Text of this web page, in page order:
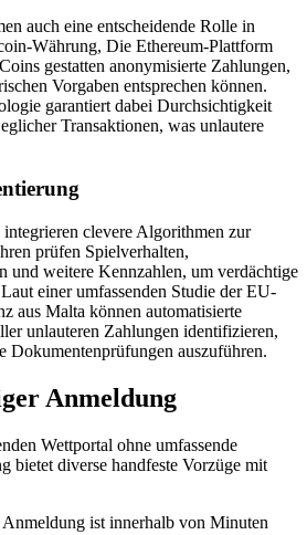
auch eine entscheidende Rolle in
Währung, Die Ethereum-Plattform
gestatten anonymisierte Zahlungen,
Vorgaben entsprechen können.
garantiert dabei Durchsichtigkeit
Transaktionen, was unlautere
clevere Algorithmen zur
prüfen Spielverhalten,
und weitere Kennzahlen, um verdächtige
einer umfassenden Studie der EU-
aus Malta können automatisierte
unlauteren Zahlungen identifizieren,
Dokumentenprüfungen auszuführen.
Anmeldung
Wettportal ohne umfassende
bietet diverse handfeste Vorzüge mit
Anmeldung ist innerhalb von Minuten